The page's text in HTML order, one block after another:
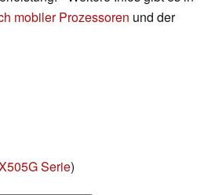
mobiler Prozessoren und der
Serie)